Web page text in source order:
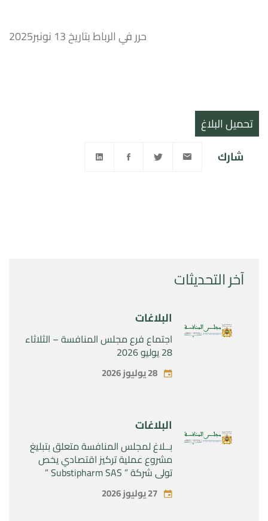
آخر التحديثات
البلاغات
اجتماع فرع مجلس المنافسة – الثلاثاء
28 يوليو 2026
28 يوليوز 2026
البلاغات
بــلاغ لمجلس المنافسة متعلق بتبليغ
مشروع عملية تركيز اقتصادي يخص
تولي شركة ” Substipharm SAS ”
المراقبة الحصرية للأصول والحقوق
المتعلقة بالمنتجين الصيدلانيين”
27 يوليوز 2026
حرر في الرباط بتاريخ 13 نونبر2025
تحميل البلاغ
شارك